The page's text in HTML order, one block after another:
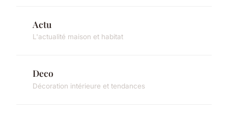
Actu
L'actualité maison et habitat
Deco
Décoration intérieure et tendances